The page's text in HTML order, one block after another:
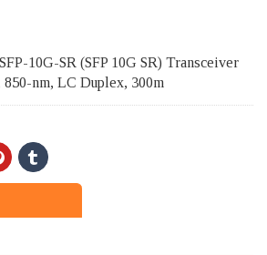
10G-SR (SFP 10G SR) Transceiver
nm, LC Duplex, 300m